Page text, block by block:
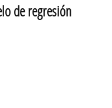
de regresión